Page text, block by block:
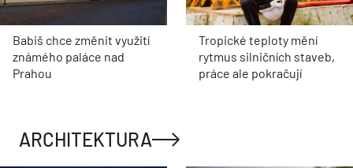
Babiš chce změnit využití
známého paláce nad
Prahou
Tropické teploty mění
rytmus silničních staveb,
práce ale pokračují
ARCHITEKTURA